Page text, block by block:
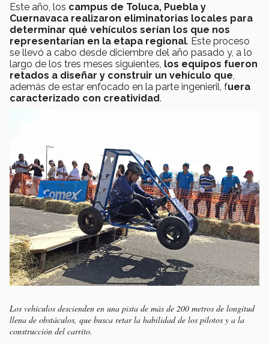
Este año, los campus de Toluca, Puebla y
Cuernavaca realizaron eliminatorias locales para
determinar qué vehículos serían los que nos
representarían en la etapa regional. Este proceso
se llevó a cabo desde diciembre del año pasado y, a lo
largo de los tres meses siguientes, los equipos fueron
retados a diseñar y construir un vehículo que,
además de estar enfocado en la parte ingenieril, fuera
caracterizado con creatividad.
Los vehículos descienden en una pista de más de 200 metros de longitud
llena de obstáculos, que busca retar la habilidad de los pilotos y a la
construcción del carrito.